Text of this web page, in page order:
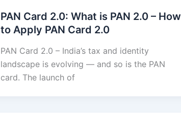
PAN Card 2.0: What is PAN 2.0 – How
to Apply PAN Card 2.0
PAN Card 2.0 – India’s tax and identity
landscape is evolving — and so is the PAN
card. The launch of